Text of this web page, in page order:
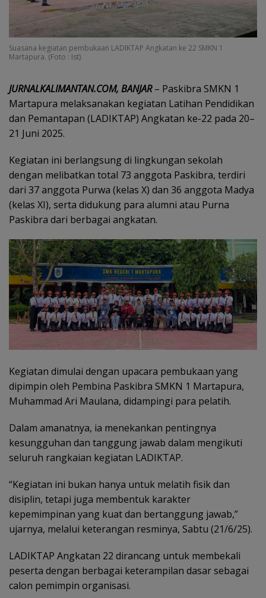
Suasana kegiatan pembukaan LADIKTAP Angkatan ke 22 SMKN 1
Martapura. (Foto : Ist)
JURNALKALIMANTAN.COM, BANJAR– Paskibra SMKN 1
Martapura melaksanakan kegiatan Latihan Pendidikan
dan Pemantapan (LADIKTAP) Angkatan ke-22 pada 20–
21 Juni 2025.
Kegiatan ini berlangsung di lingkungan sekolah
dengan melibatkan total 73 anggota Paskibra, terdiri
dari 37 anggota Purwa (kelas X) dan 36 anggota Madya
(kelas XI), serta didukung para alumni atau Purna
Paskibra dari berbagai angkatan.
Kegiatan dimulai dengan upacara pembukaan yang
dipimpin oleh Pembina Paskibra SMKN 1 Martapura,
Muhammad Ari Maulana, didampingi para pelatih.
Dalam amanatnya, ia menekankan pentingnya
kesungguhan dan tanggung jawab dalam mengikuti
seluruh rangkaian kegiatan LADIKTAP.
“Kegiatan ini bukan hanya untuk melatih fisik dan
disiplin, tetapi juga membentuk karakter
kepemimpinan yang kuat dan bertanggung jawab,”
ujarnya, melalui keterangan resminya, Sabtu (21/6/25).
LADIKTAP Angkatan 22 dirancang untuk membekali
peserta dengan berbagai keterampilan dasar sebagai
calon pemimpin organisasi.